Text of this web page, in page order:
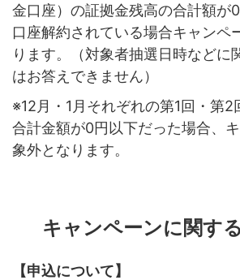
金口座）の証拠金残高の合計額が
口座解約されている場合キャンペ
ります。（対象者抽選日時などに
はお答えできません）
※12月・1月それぞれの第1回・第
合計金額が0円以下だった場合、
象外となります。
キャンペーンに関す
【申込について】